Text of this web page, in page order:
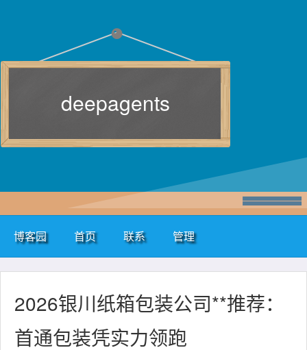
deepagents
博客园 首页 联系 管理
2026银川纸箱包装公司**推荐：
首通包装凭实力领跑